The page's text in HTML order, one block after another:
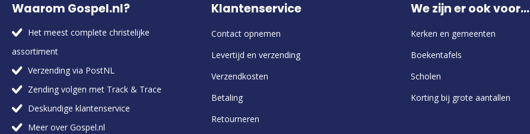
Waarom Gospel.nl?
Het meest complete christelijke
assortiment
Verzending via PostNL
Zending volgen met Track & Trace
Deskundige klantenservice
Meer over Gospel.nl
Klantenservice
Contact opnemen
Levertijd en verzending
Verzendkosten
Betaling
Retourneren
We zijn er ook voor...
Kerken en gemeenten
Boekentafels
Scholen
Korting bij grote aantallen